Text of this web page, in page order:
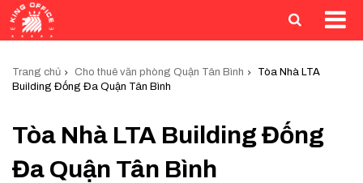
Trang chủ Cho thuê văn phòng Quận Tân Bình
Tòa Nhà LTA
Building Đống Đa Quận Tân Bình
Tòa Nhà LTA Building Đống
Đa Quận Tân Bình